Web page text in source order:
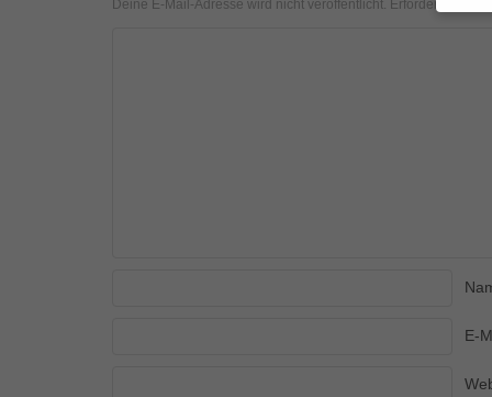
Deine E-Mail-Adresse wird nicht veröffentlicht. Erforderliche
E-